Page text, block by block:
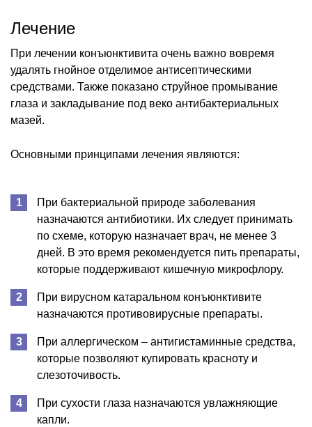
Лечение
При лечении конъюнктивита очень важно вовремя
удалять гнойное отделимое антисептическими
средствами. Также показано струйное промывание
глаза и закладывание под веко антибактериальных
мазей.
Основными принципами лечения являются:
При бактериальной природе заболевания
назначаются антибиотики. Их следует принимать
по схеме, которую назначает врач, не менее 3
дней. В это время рекомендуется пить препараты,
которые поддерживают кишечную микрофлору.
При вирусном катаральном конъюнктивите
назначаются противовирусные препараты.
При аллергическом – антигистаминные средства,
которые позволяют купировать красноту и
слезоточивость.
При сухости глаза назначаются увлажняющие
капли.